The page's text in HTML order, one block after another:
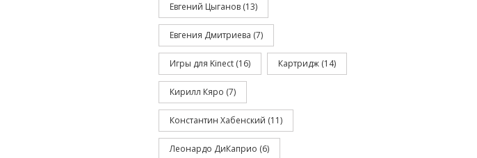
Евгений Цыганов (13)
Евгения Дмитриева (7)
Игры для Kinect (16) Картридж (14)
Кирилл Кяро (7)
Константин Хабенский (11)
Леонардо ДиКаприо (6)